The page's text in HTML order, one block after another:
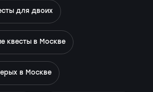
для двоих
квесты в Москве
в Москве